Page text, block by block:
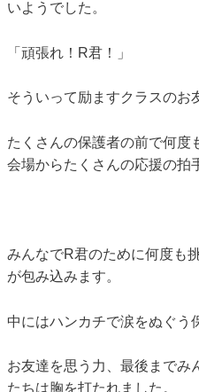
いようでした。
「頑張れ！R君！」
そういって励ますクラスのお
たくさんの保護者の前で何度
会場からたくさんの応援の拍
みんなでR君のために何度も
が包み込みます。
中にはハンカチで涙をぬぐう
お友達を思う力、最後までみ
たちは胸を打たれました。